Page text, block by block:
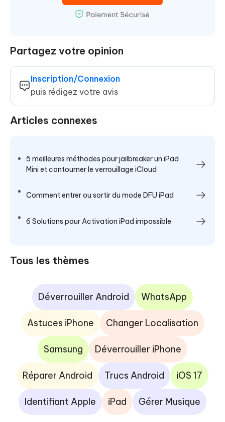
Partagez votre opinion
Inscription/Connexion
puis rédigez votre avis
Articles connexes
5 meilleures méthodes pour jailbreaker un iPad
Mini et contourner le verrouillage iCloud
Comment entrer ou sortir du mode DFU iPad
6 Solutions pour Activation iPad impossible
Tous les thèmes
Déverrouiller Android WhatsApp
Astuces iPhone Changer Localisation
Samsung Déverrouiller iPhone
Réparer Android Trucs Android iOS 17
Identifiant Apple iPad Gérer Musique